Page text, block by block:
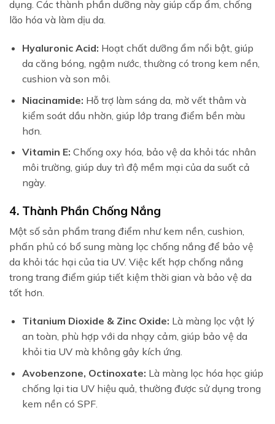
dụng. Các thành phần dưỡng này giúp cấp ẩm, chống
lão hóa và làm dịu da.
Hyaluronic Acid: Hoạt chất dưỡng ẩm nổi bật, giúp
da căng bóng, ngậm nước, thường có trong kem nền,
cushion và son môi.
Niacinamide: Hỗ trợ làm sáng da, mờ vết thâm và
kiểm soát dầu nhờn, giúp lớp trang điểm bền màu
hơn.
Vitamin E: Chống oxy hóa, bảo vệ da khỏi tác nhân
môi trường, giúp duy trì độ mềm mại của da suốt cả
ngày.
4. Thành Phần Chống Nắng
Một số sản phẩm trang điểm như kem nền, cushion,
phấn phủ có bổ sung màng lọc chống nắng để bảo vệ
da khỏi tác hại của tia UV. Việc kết hợp chống nắng
trong trang điểm giúp tiết kiệm thời gian và bảo vệ da
tốt hơn.
Titanium Dioxide & Zinc Oxide: Là màng lọc vật lý
an toàn, phù hợp với da nhạy cảm, giúp bảo vệ da
khỏi tia UV mà không gây kích ứng.
Avobenzone, Octinoxate: Là màng lọc hóa học giúp
chống lại tia UV hiệu quả, thường được sử dụng trong
kem nền có SPF.